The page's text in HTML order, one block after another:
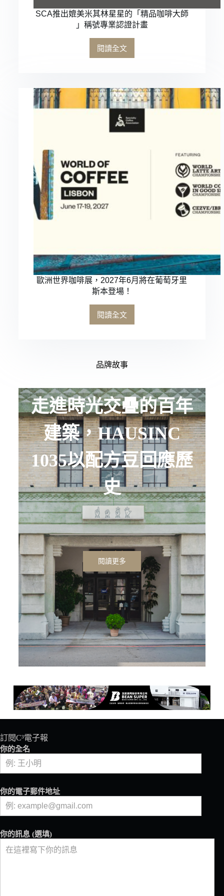
SCA推出媲美米其林星星的「精品咖啡大師
」稱號專業認證計畫
閱讀全文
歐洲世界咖啡展，2027年6月將在葡萄牙里
斯本登場！
閱讀全文
品牌故事
走進時光交疊的百年
建築，HAUSINC
1035以配方豆回應歷
史
閱讀更多
訂閱C³電子報
你的全名
你的電子郵件地址
你的訊息 (選填)